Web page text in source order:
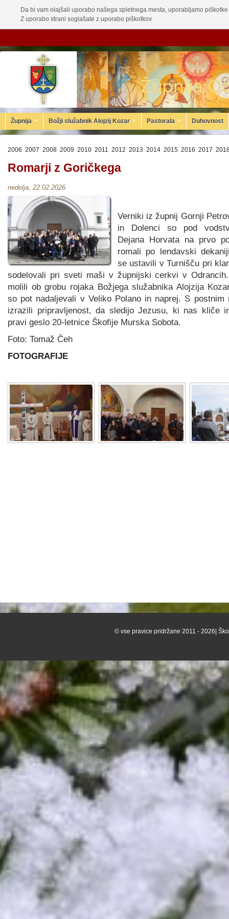
Da bi vam olajšali uporabo našega spletnega mesta, uporabljamo
Z uporabo strani soglašate z uporabo piškotkov.
Župnija Božji služabnik Alojzij Kozar Pastorala Duhovnost
2006 2007 2008 2009 2010 2011 2012 2013 2014 2015 2016 2017
Romarji z Goričkega
nedelja, 22.02.2026
Verniki iz župnij Gornji
in Dolenci so pod
Dejana Horvata na prvo
romali po lendavski
se ustavili v Turnišču pri
sodelovali pri sveti maši v župnijski cerkvi v
molili ob grobu rojaka Božjega služabnika Alojzija
so pot nadaljevali v Veliko Polano in naprej. S postnim
izrazili pripravljenost, da sledijo Jezusu, ki nas kliče
pravi geslo 20-letnice Škofije Murska Sobota.
Foto: Tomaž Čeh
FOTOGRAFIJE
© vse pravice pridržane 2011 - 2026|